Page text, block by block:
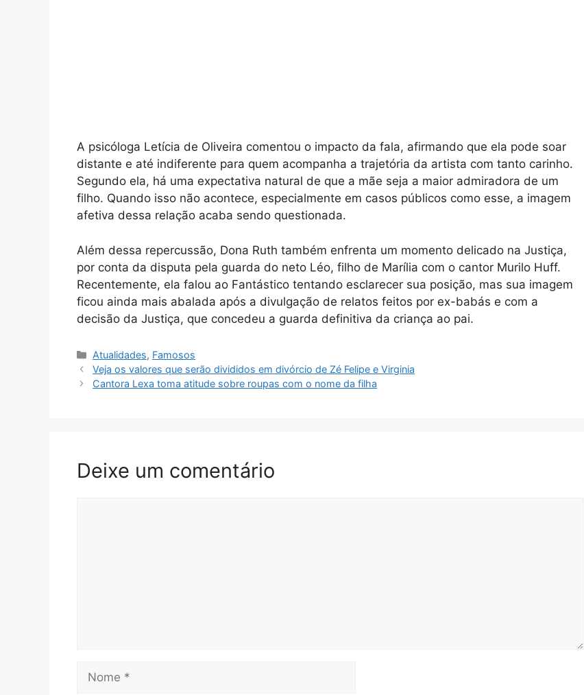
A psicóloga Letícia de Oliveira comentou o impacto da fala, afirmando que ela pode soar
distante e até indiferente para quem acompanha a trajetória da artista com tanto carinho.
Segundo ela, há uma expectativa natural de que a mãe seja a maior admiradora de um
filho. Quando isso não acontece, especialmente em casos públicos como esse, a imagem
afetiva dessa relação acaba sendo questionada.
Além dessa repercussão, Dona Ruth também enfrenta um momento delicado na Justiça,
por conta da disputa pela guarda do neto Léo, filho de Marília com o cantor Murilo Huff.
Recentemente, ela falou ao Fantástico tentando esclarecer sua posição, mas sua imagem
ficou ainda mais abalada após a divulgação de relatos feitos por ex-babás e com a
decisão da Justiça, que concedeu a guarda definitiva da criança ao pai.
Categorias
Atualidades, Famosos
Veja os valores que serão divididos em divórcio de Zé Felipe e Virginia
Cantora Lexa toma atitude sobre roupas com o nome da filha
Deixe um comentário